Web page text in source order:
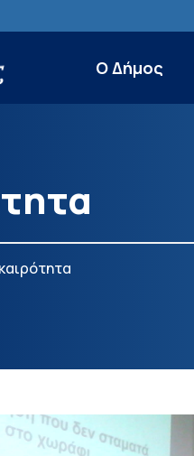
Ο Δήμος